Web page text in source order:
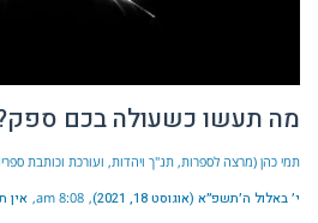
מה תעשו כשעולה בכם
תמי כהן (מרצה לספרות, תנ"ך ויהדות, ועורכת וכותבת
י׳ באלול ה׳תשפ״א (אוגוסט 18, 2021) 8:08 am אין